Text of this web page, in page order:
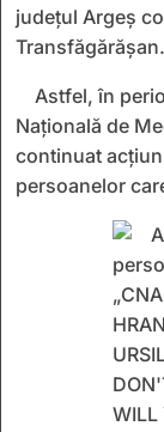
județul Argeș
Transfăgărășan.
Astfel, în
Națională de
continuat
persoanelor